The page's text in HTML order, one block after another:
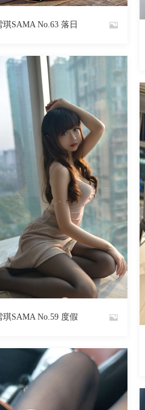
473 阅读 0 回复
835 阅读 0 回复
琪SAMA No.63 落日
琪SAMA No.59 度假